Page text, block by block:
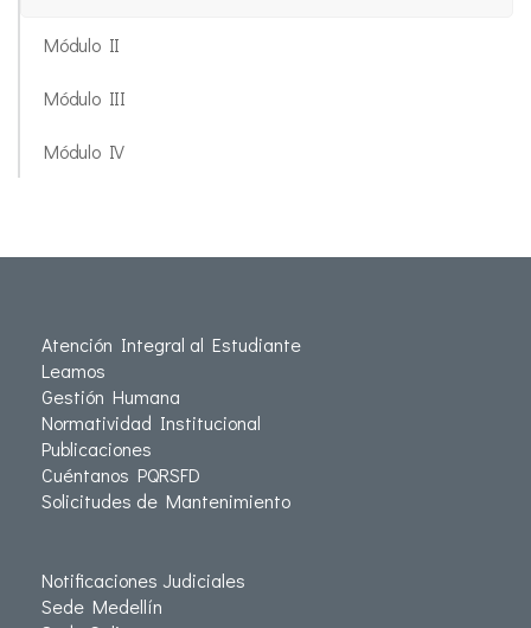
Módulo II
Módulo III
Módulo IV
Atención Integral al Estudiante
Leamos
Gestión Humana
Normatividad Institucional
Publicaciones
Cuéntanos PQRSFD
Solicitudes de Mantenimiento
Notificaciones Judiciales
Sede Medellín